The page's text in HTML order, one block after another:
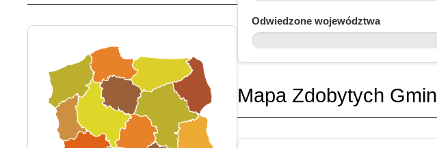
Odwiedzone województwa
Mapa Zdobytych Gmin